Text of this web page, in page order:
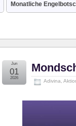
Monatliche
Adivina
Jun
01
2026